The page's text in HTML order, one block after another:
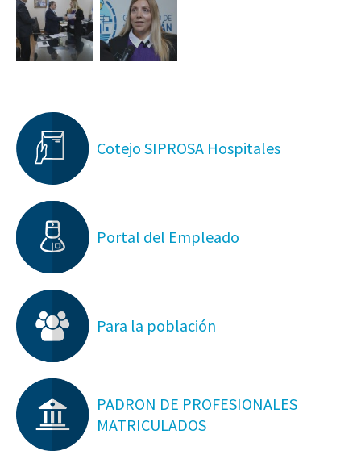
Cotejo SIPROSA Hospitales
Portal del Empleado
Para la población
PADRON DE PROFESIONALES
MATRICULADOS